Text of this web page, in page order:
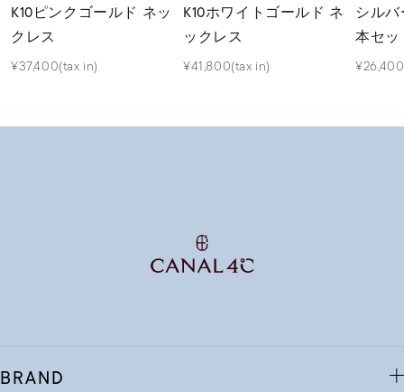
K10ピンクゴールド ネッ
クレス
¥37,400(tax in)
K10ホワイトゴールド ネ
ックレス
¥41,800(tax in)
シル
本セッ
BRAND